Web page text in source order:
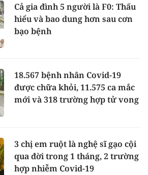
Cả gia đình 5 người là F0: Thấu
hiểu và bao dung hơn sau cơn
bạo bệnh
18.567 bệnh nhân Covid-19
được chữa khỏi, 11.575 ca mắc
mới và 318 trường hợp tử vong
3 chị em ruột là nghệ sĩ gạo cội
qua đời trong 1 tháng, 2 trường
hợp nhiễm Covid-19